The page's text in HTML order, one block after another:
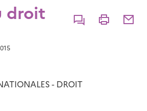
droit
CommenterImprimer
- DROIT